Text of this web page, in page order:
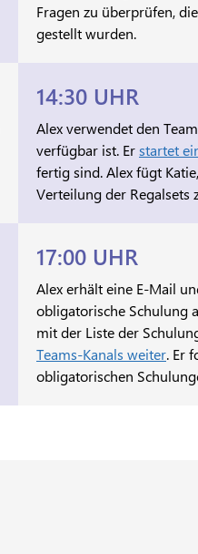
Fragen zu überprüfen,
gestellt wurden.
14:30 UHR
Alex verwendet den
verfügbar ist. Erstartet
fertig sind. Alex fügt
Verteilung der Regalsets
17:00 UHR
Alex erhält eine E-Mail
obligatorische Schulung
mit der Liste der
Teams-Kanals weiter. Er
obligatorischen